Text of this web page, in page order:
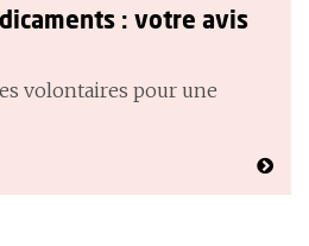
: votre avis
volontaires pour une